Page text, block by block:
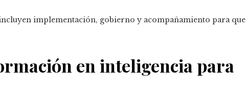
implementación, gobierno y acompañamiento para que
en inteligencia para